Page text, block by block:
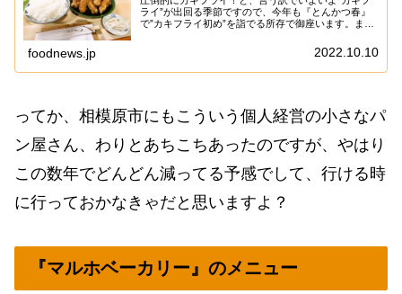
ライ”が出回る季節ですので、今年も『とんかつ春』
で”カキフライ初め”を詣でる所存で御座います。ま
純に『とんかつ春』の”カキフライヂカラ”を考慮す...
foodnews.jp 2022.10.10
ってか、相模原市にもこういう個人経営の小さなパ
ン屋さん、わりとあちこちあったのですが、やはり
この数年でどんどん減ってる予感でして、行ける時
に行っておかなきゃだと思いますよ？
『マルホベーカリー』のメニュー